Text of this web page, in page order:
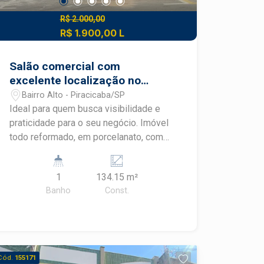
R$ 2.000,00
R$ 1.900,00 L
Salão comercial com
excelente localização no
bairro Alto
Bairro Alto - Piracicaba/SP
Ideal para quem busca visibilidade e
praticidade para o seu negócio. Imóvel
todo reformado, em porcelanato, com
conta com amplo salão principal,
proporcionando versatilidade para
diferentes tipos de atividades, como
oportunidade para instalar ou expandir
1
Banho
134.15 m²
Const.
155171